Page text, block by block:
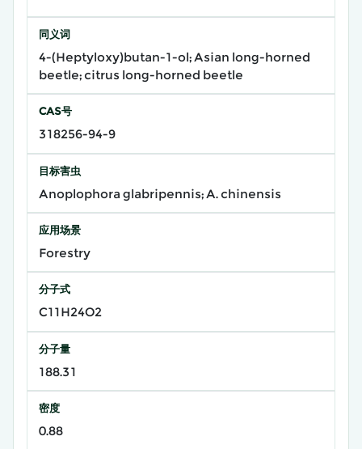
同义词
4-(Heptyloxy)butan-1-ol; Asian long-horned
beetle; citrus long-horned beetle
CAS号
318256-94-9
目标害虫
Anoplophora glabripennis; A. chinensis
应用场景
Forestry
分子式
C11H24O2
分子量
188.31
密度
0.88